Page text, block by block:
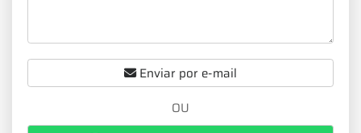
Enviar por e-mail
OU